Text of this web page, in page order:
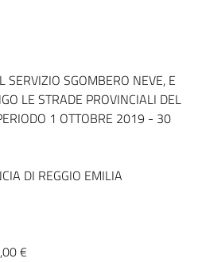
SERVIZIO SGOMBERO NEVE, E
LE STRADE PROVINCIALI DEL
1 OTTOBRE 2019 - 30
DI REGGIO EMILIA
€